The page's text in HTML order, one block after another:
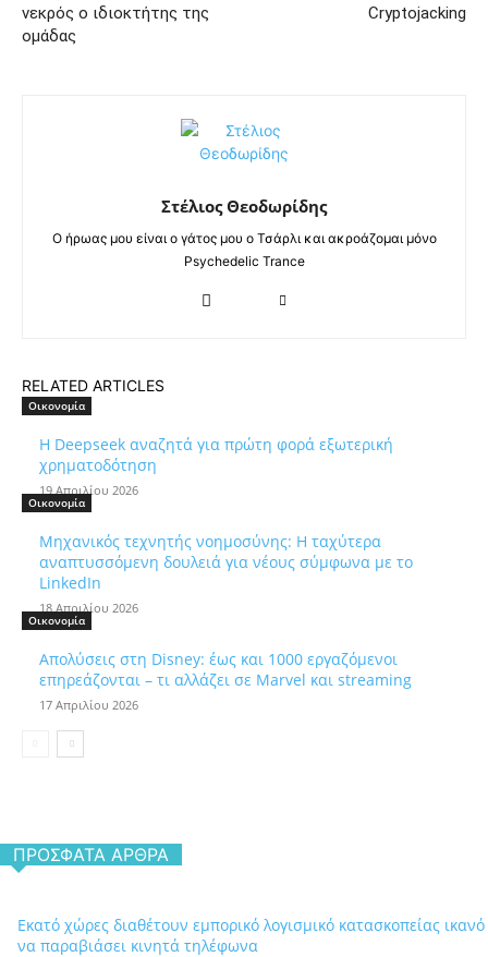
νεκρός ο ιδιοκτήτης της
ομάδας
Cryptojacking
Στέλιος Θεοδωρίδης
Ο ήρωας μου είναι ο γάτος μου ο Τσάρλι και ακροάζομαι μόνο
Psychedelic Trance
RELATED ARTICLES
Οικονομία
Η Deepseek αναζητά για πρώτη φορά εξωτερική
χρηματοδότηση
19 Απριλίου 2026
Οικονομία
Μηχανικός τεχνητής νοημοσύνης: Η ταχύτερα
αναπτυσσόμενη δουλειά για νέους σύμφωνα με το
LinkedIn
18 Απριλίου 2026
Οικονομία
Απολύσεις στη Disney: έως και 1000 εργαζόμενοι
επηρεάζονται – τι αλλάζει σε Marvel και streaming
17 Απριλίου 2026
ΠΡΌΣΦΑΤΑ ΆΡΘΡΑ
Εκατό χώρες διαθέτουν εμπορικό λογισμικό κατασκοπείας ικανό
να παραβιάσει κινητά τηλέφωνα